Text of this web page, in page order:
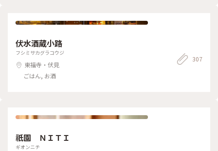
伏水酒蔵小路
フシミサカグラコウジ
東福寺・伏見
ごはん, お酒
307
祇園 ＮＩＴＩ
ギオンニチ